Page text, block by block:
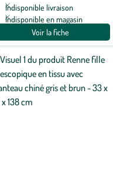
Indisponible livraison
Indisponible en magasin
Voir la fiche